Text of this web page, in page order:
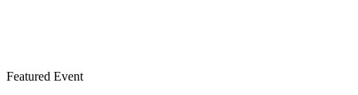
Featured Event